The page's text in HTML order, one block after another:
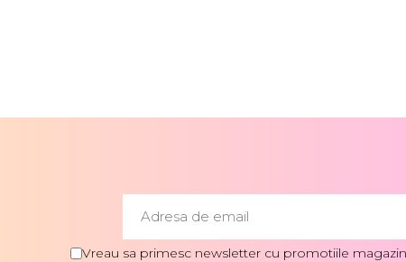
Vreau sa primesc newsletter cu promotiile